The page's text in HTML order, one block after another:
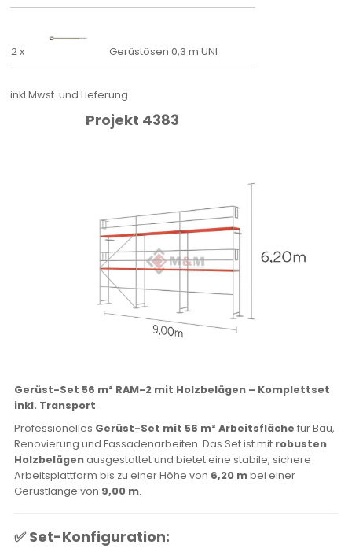
2 x Gerüstösen 0,3 m UNI
inkl.Mwst. und Lieferung
Projekt 4383
Gerüst-Set 56 m² RAM-2 mit Holzbelägen – Komplettset
inkl. Transport
Professionelles Gerüst-Set mit 56 m² Arbeitsfläche für Bau,
Renovierung und Fassadenarbeiten. Das Set ist mit robusten
Holzbelägenausgestattet und bietet eine stabile, sichere
Arbeitsplattform bis zu einer Höhe von 6,20 mbei einer
Gerüstlänge von 9,00 m.
✅ Set-Konfiguration: